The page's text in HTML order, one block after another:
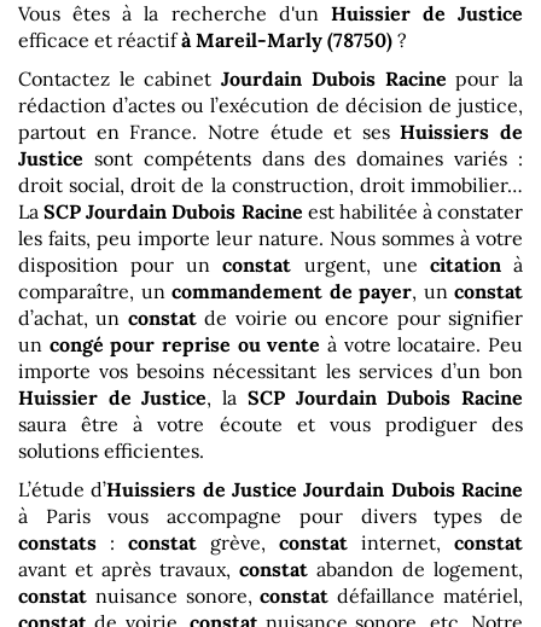
Vous êtes à la recherche d'un Huissier de Justice
efficace et réactif à Mareil-Marly (78750) ?
Contactez le cabinetJourdain Dubois Racine pour la
rédaction d’actes ou l’exécution de décision de justice,
partout en France. Notre étude et sesHuissiers de
Justice sont compétents dans des domaines variés :
droit social, droit de la construction, droit immobilier…
LaSCP Jourdain Dubois Racine est habilitée à constater
les faits, peu importe leur nature. Nous sommes à votre
disposition pour unconstat urgent, une citationà
comparaître, un commandement de payer, un constat
d’achat, un constatde voirie ou encore pour signifier
un congé pour reprise ou vente à votre locataire. Peu
importe vos besoins nécessitant les services d’un bon
Huissier de Justice, la SCP Jourdain Dubois Racine
saura être à votre écoute et vous prodiguer des
solutions efficientes.
L’étude d’Huissiers de Justice Jourdain Dubois Racine
à Paris vous accompagne pour divers types de
constats : constat grève, constat internet, constat
avant et après travaux, constat abandon de logement,
constat nuisance sonore,constat défaillance matériel,